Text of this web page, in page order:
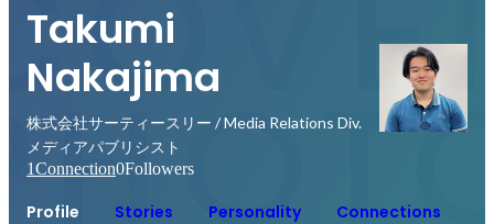
Takumi
Nakajima
株式会社サーティースリー / Media Relations Div.
メディアパブリシスト
1Connection0Followers
Profile Stories Personality Connections